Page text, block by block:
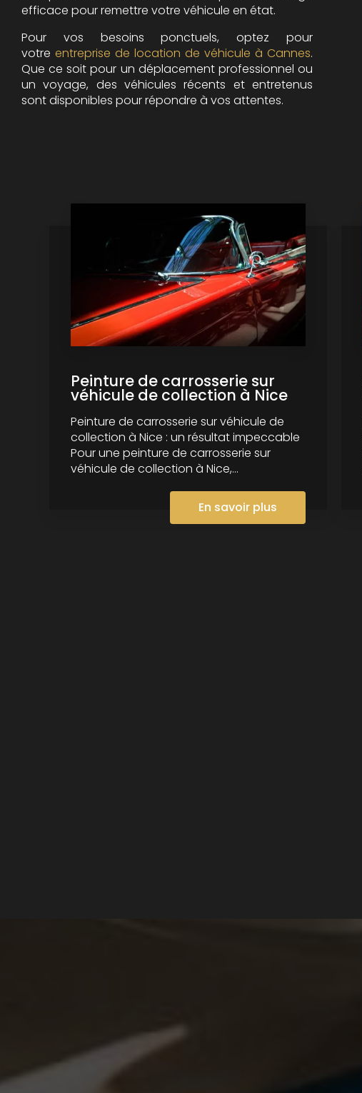
efficace pour remettre votre véhicule en état.
Pour vos besoins ponctuels, optez pour
votre entreprise de location de véhicule à Cannes.
Que ce soit pour un déplacement professionnel ou
un voyage, des véhicules récents et entretenus
sont disponibles pour répondre à vos attentes.
Peinture de carrosserie sur
véhicule de collection à Nice
Peinture de carrosserie sur véhicule de
collection à Nice : un résultat impeccable
Pour une peinture de carrosserie sur
véhicule de collection à Nice,...
En savoir plus